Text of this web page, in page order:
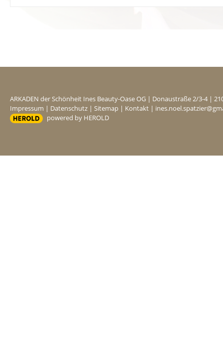
ARKADEN der Schönheit Ines Beauty-Oase OG | Donaustraße 2/3-4 |
Impressum | Datenschutz | Sitemap | Kontakt |
powered by HEROLD